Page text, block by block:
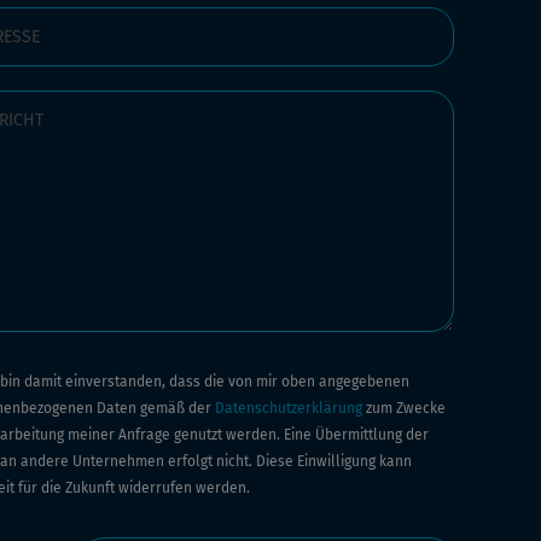
bin damit einverstanden, dass die von mir oben angegebenen
Daten gemäß der Datenschutzerklärung zum Zwecke
meiner Anfrage genutzt werden. Eine Übermittlung der
andere Unternehmen erfolgt nicht. Diese Einwilligung kann
für die Zukunft widerrufen werden.